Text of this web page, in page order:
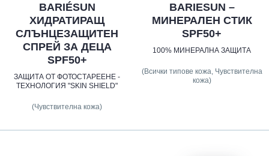
BARIÉSUN
ХИДРАТИРАЩ
СЛЪНЦЕЗАЩИТЕН
СПРЕЙ ЗА ДЕЦА
SPF50+
ЗАЩИТА ОТ ФОТОСТАРЕЕНЕ -
ТЕХНОЛОГИЯ "SKIN SHIELD"
(Чувствителна кожа)
BARIESUN –
МИНЕРАЛЕН СТИК
SPF50+
100% МИНЕРАЛНА ЗАЩИТА
(Всички типове кожа, Чувствителна
кожа)